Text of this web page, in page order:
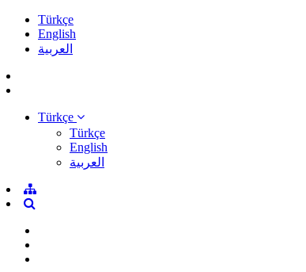
Türkçe
English
العربية
Türkçe
Türkçe
English
العربية